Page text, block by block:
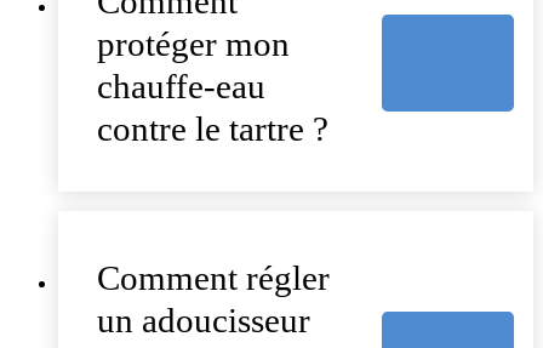
protéger mon
chauffe-eau
contre le tartre ?
Comment régler
un adoucisseur